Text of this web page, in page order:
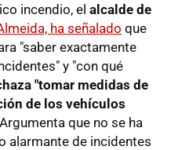
incendio, el alcalde de
ha señalado que
"saber exactamente
y "con qué
"tomar medidas de
de los vehículos
que no se ha
alarmante de incidentes